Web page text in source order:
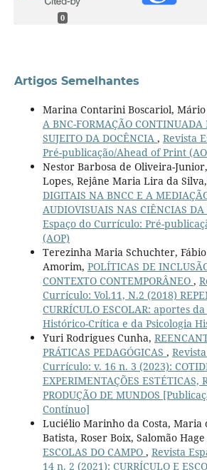
0
Artigos Semelhantes
Marina Contarini Boscariol,
A BNC-FORMAÇÃO CONTINUADA
SUJEITO DA DOCÊNCIA , Revista
Pré-publicação/Ahead of Print
Nestor Barbosa de Oliveira-
Lopes, Rejâne Maria Lira da Silva,
DIGITAIS NA BNCC E A
AUDIOVISUAIS NAS CIÊNCIAS
Espaço do Currículo: Pré-
(AOP)
Terezinha Maria Schuchter,
Amorim, POLÍTICAS DE
CONTEXTO CONTEMPORÂNEO ,
Currículo: Vol.11, N.2 (2018)
CURRÍCULO ESCOLAR: aportes
Histórico-Crítica e da Psicologia
Yuri Rodrigues Cunha,
PRÁTICAS PEDAGÓGICAS ,
Currículo: v. 16 n. 3 (2023):
EXPERIMENTAÇÕES ESTÉTICAS,
PRODUÇÃO DE MUNDOS
Contínuo]
Luciélio Marinho da Costa, Maria
Batista, Roser Boix, Salomão Hage
ESCOLAS DO CAMPO , Revista
14 n. 2 (2021): CURRÍCULO E